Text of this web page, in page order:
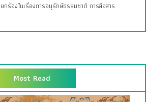
กร้องในเรื่องการอนุรักษ์ธรรมชาติ การสื่อสาร
Most Read